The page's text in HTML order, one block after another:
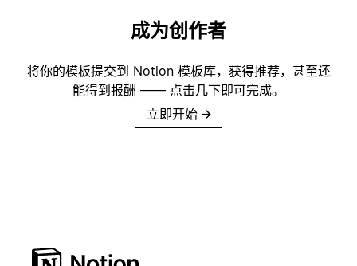
成为创作者
将你的模板提交到 Notion 模板库，获得推荐，甚至还
能得到报酬 —— 点击几下即可完成。
立即开始 →